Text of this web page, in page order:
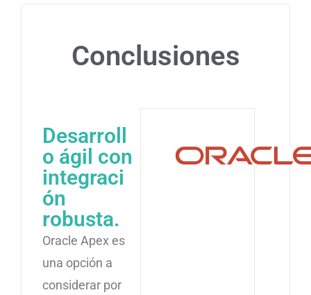
Conclusiones
Desarroll
o ágil con
integraci
ón
robusta.
Oracle Apex es
una opción a
considerar por